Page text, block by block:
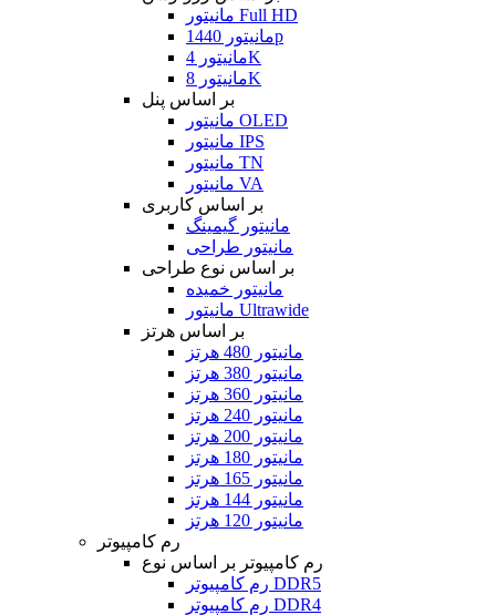
مانیتور Full HD
مانیتور 1440p
مانیتور 4K
مانیتور 8K
بر اساس پنل
مانیتور OLED
مانیتور IPS
مانیتور TN
مانیتور VA
بر اساس کاربری
مانیتور گیمینگ
مانیتور طراحی
بر اساس نوع طراحی
مانیتور خمیده
مانیتور Ultrawide
بر اساس هرتز
مانیتور 480 هرتز
مانیتور 380 هرتز
مانیتور 360 هرتز
مانیتور 240 هرتز
مانیتور 200 هرتز
مانیتور 180 هرتز
مانیتور 165 هرتز
مانیتور 144 هرتز
مانیتور 120 هرتز
رم کامپیوتر
رم کامپیوتر بر اساس نوع
رم کامپیوتر DDR5
رم کامپیوتر DDR4